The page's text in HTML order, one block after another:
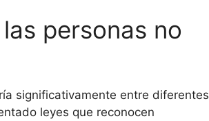
personas no
significativamente entre diferentes
leyes que reconocen